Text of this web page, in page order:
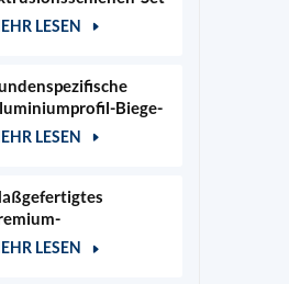
400x400mm
LESEN
Biege-
Stanzteile
LESEN
für
LESEN